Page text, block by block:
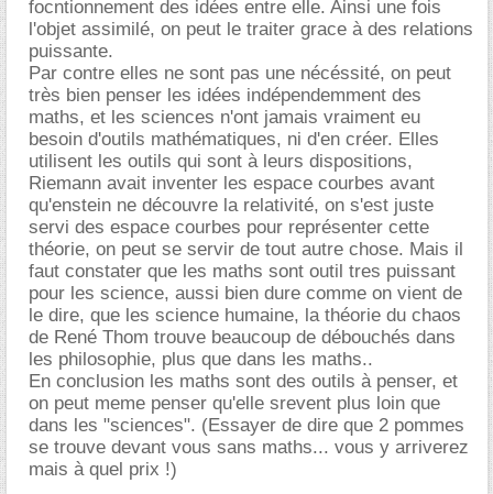
focntionnement des idées entre elle. Ainsi une fois
l'objet assimilé, on peut le traiter grace à des relations
puissante.
Par contre elles ne sont pas une nécéssité, on peut
très bien penser les idées indépendemment des
maths, et les sciences n'ont jamais vraiment eu
besoin d'outils mathématiques, ni d'en créer. Elles
utilisent les outils qui sont à leurs dispositions,
Riemann avait inventer les espace courbes avant
qu'enstein ne découvre la relativité, on s'est juste
servi des espace courbes pour représenter cette
théorie, on peut se servir de tout autre chose. Mais il
faut constater que les maths sont outil tres puissant
pour les science, aussi bien dure comme on vient de
le dire, que les science humaine, la théorie du chaos
de René Thom trouve beaucoup de débouchés dans
les philosophie, plus que dans les maths..
En conclusion les maths sont des outils à penser, et
on peut meme penser qu'elle srevent plus loin que
dans les "sciences". (Essayer de dire que 2 pommes
se trouve devant vous sans maths... vous y arriverez
mais à quel prix !)